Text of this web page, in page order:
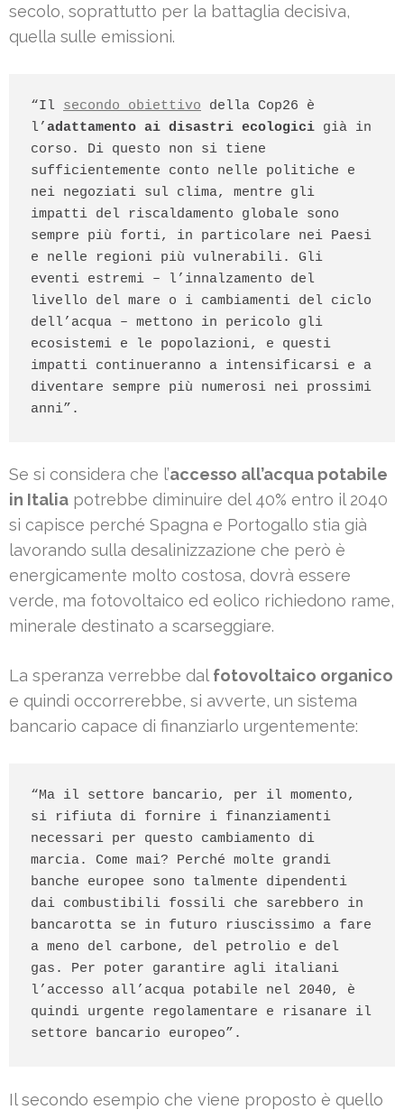
secolo, soprattutto per la battaglia decisiva,
quella sulle emissioni.
“Il secondo obiettivo della Cop26 è
l’adattamento ai disastri ecologici già in
corso. Di questo non si tiene
sufficientemente conto nelle politiche e
nei negoziati sul clima, mentre gli
impatti del riscaldamento globale sono
sempre più forti, in particolare nei Paesi
e nelle regioni più vulnerabili. Gli
eventi estremi – l’innalzamento del
livello del mare o i cambiamenti del ciclo
dell’acqua – mettono in pericolo gli
ecosistemi e le popolazioni, e questi
impatti continueranno a intensificarsi e a
diventare sempre più numerosi nei prossimi
anni”.
Se si considera che l’accesso all’acqua potabile
in Italia potrebbe diminuire del 40% entro il 2040
si capisce perché Spagna e Portogallo stia già
lavorando sulla desalinizzazione che però è
energicamente molto costosa, dovrà essere
verde, ma fotovoltaico ed eolico richiedono rame,
minerale destinato a scarseggiare.
La speranza verrebbe dalfotovoltaico organico
e quindi occorrerebbe, si avverte, un sistema
bancario capace di finanziarlo urgentemente:
“Ma il settore bancario, per il momento,
si rifiuta di fornire i finanziamenti
necessari per questo cambiamento di
marcia. Come mai? Perché molte grandi
banche europee sono talmente dipendenti
dai combustibili fossili che sarebbero in
bancarotta se in futuro riuscissimo a fare
a meno del carbone, del petrolio e del
gas. Per poter garantire agli italiani
l’accesso all’acqua potabile nel 2040, è
quindi urgente regolamentare e risanare il
settore bancario europeo”.
Il secondo esempio che viene proposto è quello